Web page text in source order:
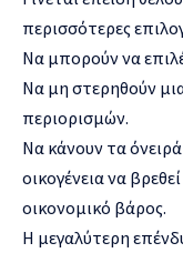
περισσότερες
Να μπορούν να
Να μη στερηθούν
περιορισμών.
Να κάνουν τα
οικογένεια να
οικονομικό βάρος.
Η μεγαλύτερη